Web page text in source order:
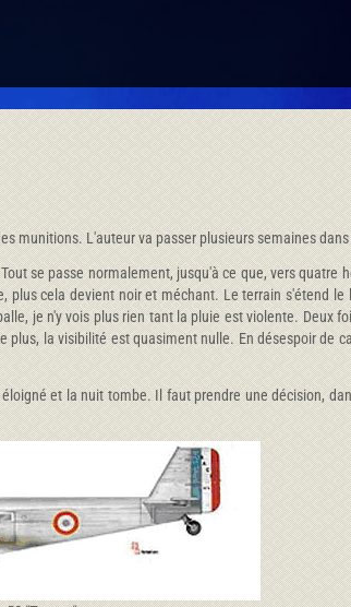
munitions. L'auteur va passer plusieurs semaines
se passe normalement, jusqu'à ce que, vers quatre
cela devient noir et méchant. Le terrain s'étend
je n'y vois plus rien tant la pluie est violente. Deux
la visibilité est quasiment nulle. En désespoir de
et la nuit tombe. Il faut prendre une décision,